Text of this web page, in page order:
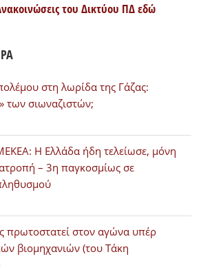
του Δικτύου ΠΔ εδώ
στη λωρίδα της Γάζας:
των σιωναζιστών;
Η Ελλάδα ήδη τελείωσε, μόνη
– 3η παγκοσμίως σε
πρωτοστατεί στον αγώνα υπέρ
βιομηχανιών (του Τάκη